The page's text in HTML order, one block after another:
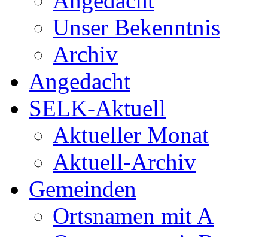
Unser Bekenntnis
Archiv
Angedacht
SELK-Aktuell
Aktueller Monat
Aktuell-Archiv
Gemeinden
Ortsnamen mit A